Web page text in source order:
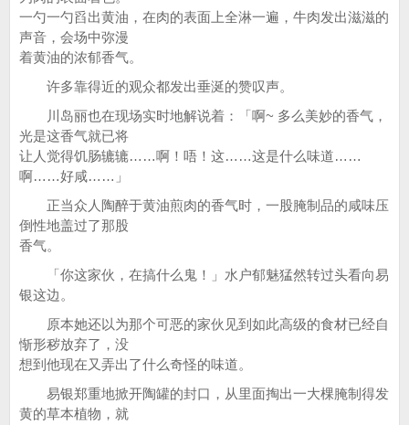
一勺一勺舀出黄油，在肉的表面上全淋一遍，牛肉发出滋滋的
声音，会场中弥漫
着黄油的浓郁香气。
许多靠得近的观众都发出垂涎的赞叹声。
川岛丽也在现场实时地解说着：「啊~ 多么美妙的香气，
光是这香气就已将
让人觉得饥肠辘辘……啊！唔！这……这是什么味道……
啊……好咸……」
正当众人陶醉于黄油煎肉的香气时，一股腌制品的咸味压
倒性地盖过了那股
香气。
「你这家伙，在搞什么鬼！」水户郁魅猛然转过头看向易
银这边。
原本她还以为那个可恶的家伙见到如此高级的食材已经自
惭形秽放弃了，没
想到他现在又弄出了什么奇怪的味道。
易银郑重地掀开陶罐的封口，从里面掏出一大棵腌制得发
黄的草本植物，就